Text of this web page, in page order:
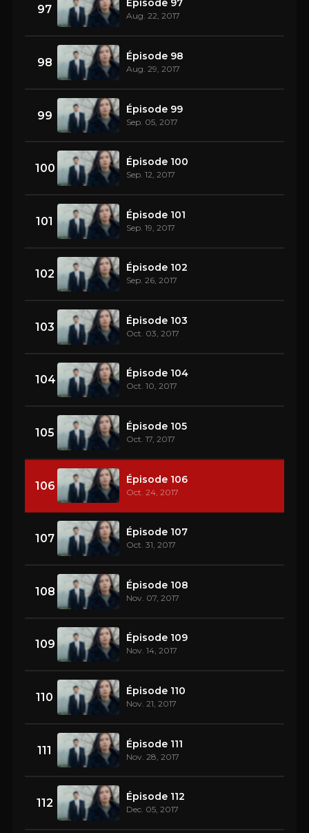
97 Épisode 97
Aug. 22, 2017
98 Épisode 98
Aug. 29, 2017
99 Épisode 99
Sep. 05, 2017
100 Épisode 100
Sep. 12, 2017
101 Épisode 101
Sep. 19, 2017
102 Épisode 102
Sep. 26, 2017
103 Épisode 103
Oct. 03, 2017
104 Épisode 104
Oct. 10, 2017
105 Épisode 105
Oct. 17, 2017
106 Épisode 106
Oct. 24, 2017
107 Épisode 107
Oct. 31, 2017
108 Épisode 108
Nov. 07, 2017
109 Épisode 109
Nov. 14, 2017
110 Épisode 110
Nov. 21, 2017
111 Épisode 111
Nov. 28, 2017
112 Épisode 112
Dec. 05, 2017